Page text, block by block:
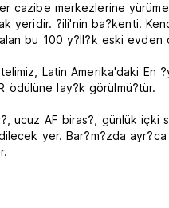
cazibe merkezlerine
yeridir. ?ili'nin ba?kenti.
bu 100 y?ll?k eski
Latin Amerika'daki En
ödülüne lay?k görülmü?tür.
ucuz AF biras?, günlük
yer. Bar?m?zda